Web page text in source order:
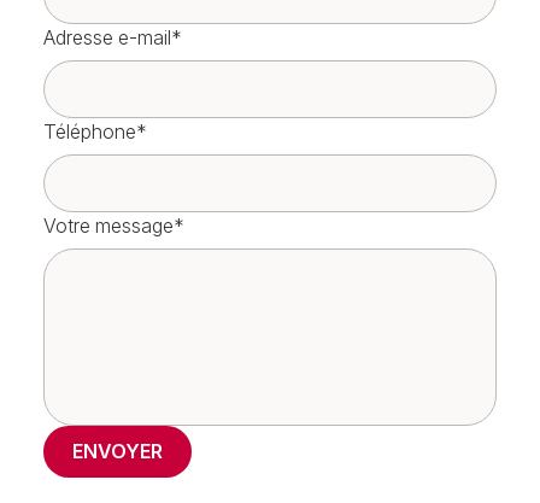
Adresse e-mail*
Téléphone*
Votre message*
ENVOYER